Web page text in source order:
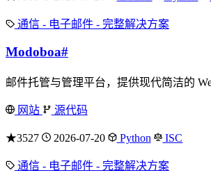
通信 - 电子邮件 - 完整解决方案
Modoboa#
邮件托管与管理平台，提供现代简洁的
网站 源代码
★3527 2026-07-20 Python ISC
通信 - 电子邮件 - 完整解决方案